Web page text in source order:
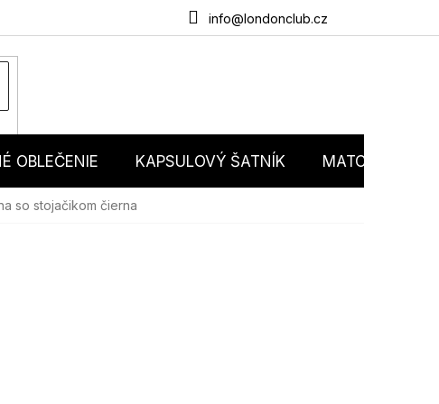
info@londonclub.cz
Obchodné podmienky Podmienky ochrany
OBLEČENIE KAPSULOVÝ ŠATNÍK MATCHY
so stojačikom čierna